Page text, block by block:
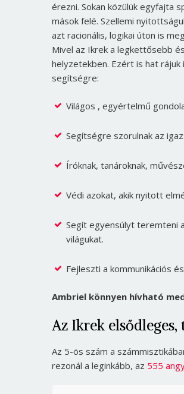
érezni. Sokan közülük egyfajta
mások felé. Szellemi
azt racionális, logikai úton is
Mivel az Ikrek a legkettősebb
helyzetekben. Ezért is hat
segítségre:
Világos , egyértelmű
Segítségre szorulnak az
Íróknak, tanároknak,
Védi azokat, akik nyitott
Segít egyensúlyt teremteni
világukat.
Fejleszti a kommunikációs
Ambriel könnyen hívható
Az Ikrek
Az 5-ös szám a
rezonál a leginkább, az 555